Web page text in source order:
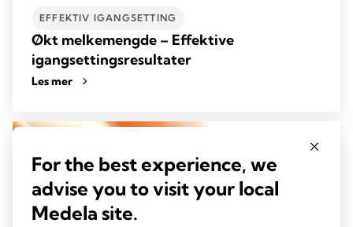
EFFEKTIV IGANGSETTING
Økt melkemengde – Effektive
igangsettingsresultater
Les mer
For the best experience, we
advise you to visit your local
Medela site.